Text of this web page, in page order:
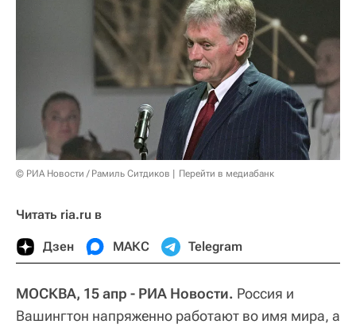
© РИА Новости / Рамиль Ситдиков Перейти в медиабанк
Читать ria.ru в
Дзен МАКС Telegram
МОСКВА, 15 апр - РИА Новости. Россия и
Вашингтон напряженно работают во имя мира, а